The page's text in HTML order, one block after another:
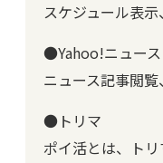
スケジュール表
●Yahoo!ニュース
ニュース記事閲
●トリマ
ポイ活とは、ト